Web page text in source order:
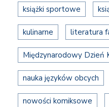
książki sportowe
kulinarne literatura
Międzynarodowy Dzień
nauka języków obcych
nowości komiksowe